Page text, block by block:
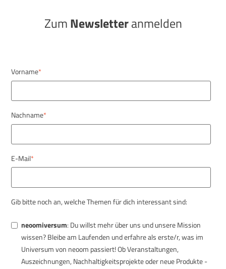
ZumNewsletteranmelden
Vorname*
Nachname*
E-Mail*
Gib bitte noch an, welche Themen für dich interessant sind:
neoomiversum: Du willst mehr über uns und unsere Mission
wissen?Bleibe am Laufenden und erfahre als erste/r, was im
Universum von neoom passiert! Ob Veranstaltungen,
Auszeichnungen, Nachhaltigkeitsprojekte oder neue Produkte -